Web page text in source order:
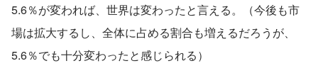
5.6％が変われば、世界は変わったと言える。（今後も市
場は拡大するし、全体に占める割合も増えるだろうが、
5.6％でも十分変わったと感じられる）